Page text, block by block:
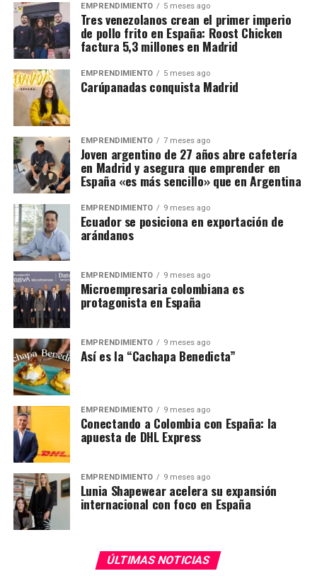
EMPRENDIMIENTO 5 meses ago
Tres venezolanos crean el primer imperio
de pollo frito en España: Roost Chicken
factura 5,3 millones en Madrid
EMPRENDIMIENTO 5 meses ago
Carúpanadas conquista Madrid
EMPRENDIMIENTO 7 meses ago
Joven argentino de 27 años abre cafetería
en Madrid y asegura que emprender en
España «es más sencillo» que en Argentina
EMPRENDIMIENTO 9 meses ago
Ecuador se posiciona en exportación de
arándanos
EMPRENDIMIENTO 9 meses ago
Microempresaria colombiana es
protagonista en España
EMPRENDIMIENTO 9 meses ago
Así es la “Cachapa Benedicta”
EMPRENDIMIENTO 9 meses ago
Conectando a Colombia con España: la
apuesta de DHL Express
EMPRENDIMIENTO 9 meses ago
Lunia Shapewear acelera su expansión
internacional con foco en España
ÚLTIMAS NOTICIAS